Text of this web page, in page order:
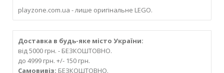
playzone.com.ua - лише оригінальне LEGO.
Доставка в будь-яке місто України:
від 5000 грн. - БЕЗКОШТОВНО.
до 4999 грн. +/- 150 грн.
Самовивіз: БЕЗКОШТОВНО.